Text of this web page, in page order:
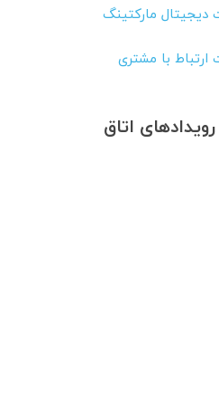
دیجیتال مارکتینگ
ارتباط با مشتری
اتاق